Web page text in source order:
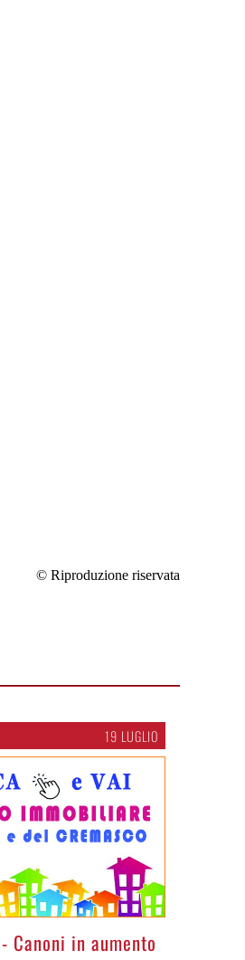
© Riproduzione riservata
19 LUGLIO
Canoni in aumento